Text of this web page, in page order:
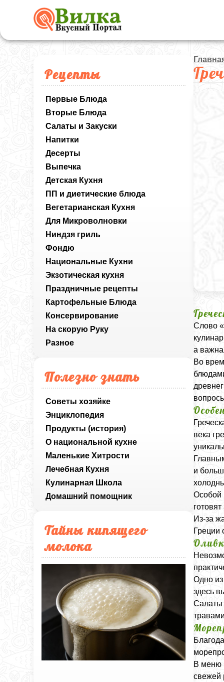
Рецепты
Первые Блюда
Вторые Блюда
Салаты и Закуски
Напитки
Десерты
Выпечка
Детская Кухня
ПП и диетические блюда
Вегетарианская Кухня
Для Микроволновки
Ниндзя гриль
Фондю
Национальные Кухни
Экзотическая кухня
Праздничные рецепты
Картофельные Блюда
Консервирование
На скорую Руку
Разное
Полезно знать
Советы хозяйке
Энциклопедия
Продукты (история)
О национальной кухне
Маленькие Хитрости
Лечебная Кухня
Кулинарная Школа
Домашний помощник
Тайны кипящего
молока
Слово
а
Во
века
и
Особой
Из-за
Греции
Одно
здесь
Салаты
В меню
свежей